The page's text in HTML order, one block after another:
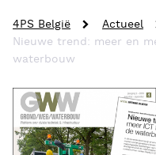
4PS België
Actueel
Nieuwe trend: meer en
waterbouw